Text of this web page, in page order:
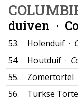
duiven ·
53. Holenduif ·
54.
Houtduif ·
55.
Zomertortel
56.
Turkse